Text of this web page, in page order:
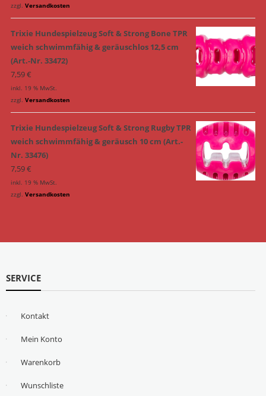
zzgl. Versandkosten
Trixie Hundespielzeug Soft & Strong Bone TPR
weich schwimmfähig & geräuschlos 12,5 cm
(Art.-Nr. 33472)
7,59€
inkl. 19 % MwSt.
zzgl. Versandkosten
Trixie Hundespielzeug Soft & Strong Rugby TPR
weich schwimmfähig & geräusch 10 cm (Art.-
Nr. 33476)
7,59€
inkl. 19 % MwSt.
zzgl. Versandkosten
SERVICE
Kontakt
Mein Konto
Warenkorb
Wunschliste